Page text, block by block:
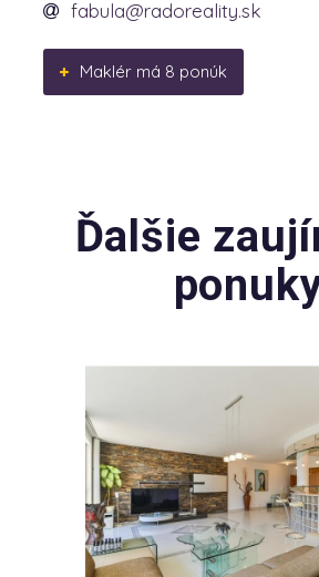
fabula@radoreality.sk
Maklér má 8 ponúk
Ďalšie